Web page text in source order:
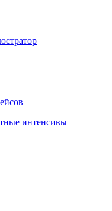
интенсивы